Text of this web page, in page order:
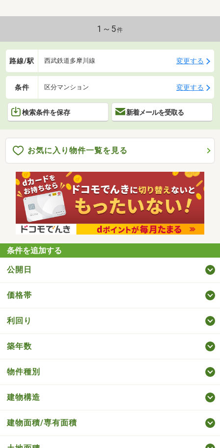
1～5件
路線/駅 西武鉄道多摩川線 変更する
条件 区分マンション 変更する
検索条件を保存 新着メールを受取る
お気に入り物件一覧を見る
条件を追加する
公開日
価格帯
利回り
築年数
物件種別
建物構造
建物面積/専有面積